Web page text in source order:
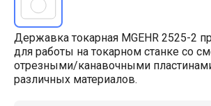
Державка токарная MGEHR 2525-2
для работы на токарном станке со
отрезными/канавочными
различных материалов.